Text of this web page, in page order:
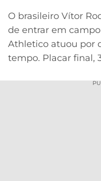
O brasileiro Vítor
de entrar em
Athletico atuou por
tempo. Placar final,